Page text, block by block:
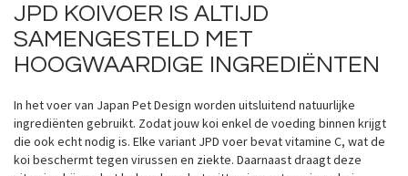
JPD KOIVOER IS ALTIJD
SAMENGESTELD MET
HOOGWAARDIGE INGREDIËNTEN
In het voer van Japan Pet Design worden uitsluitend natuurlijke
ingrediënten gebruikt. Zodat jouw koi enkel de voeding binnen krijgt
die ook echt nodig is. Elke variant JPD voer bevat vitamine C, wat de
koi beschermt tegen virussen en ziekte. Daarnaast draagt deze